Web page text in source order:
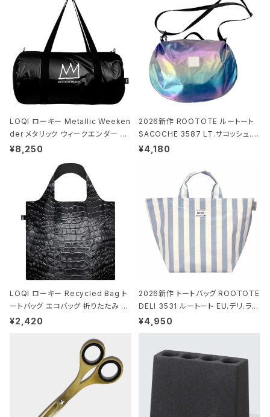
LOQI ローキー Metallic Weeken
der メタリック ウィークエンダー ボ
ストンバッグ ショルダーバッグ JEAN
ck ジャン=ミッシェル・バスキア/クラ
ウン ブラック
¥8,250
2026新作 ROOTOTE ルートート
SACOCHE 3587 LT.サコッシュ.ル
ミエ-B ショルダーバッグ グロスネイ
¥4,180
LOQI ローキー Recycled Bag ト
ートバッグ エコバッグ 折りたたみ 大
きめ 撥水加工 収納ポーチ CROCO
¥2,420
2026新作 トートバッグ ROOTOTE
DELI 3531 ルートート EU.デリ.ラミ
ネート-W サックス・ホワイト
¥4,950